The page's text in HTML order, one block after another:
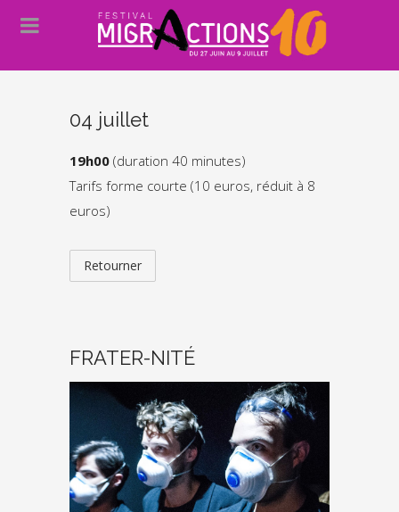
04 juillet
19h00(duration 40 minutes)
Tarifs forme courte (10 euros, réduit à 8
euros)
Retourner
FRATER-NITÉ